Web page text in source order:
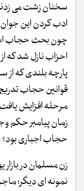
سخنان زشت می
ادب کردن این جوان
احزاب نازل شد که
پارچه بلندی که از
قوانین حجاب
مرحله افزایش
زمان پیامبر حکم
حجاب اجباری
زن مسلمان در بازار
نمونه ای دیگر؛